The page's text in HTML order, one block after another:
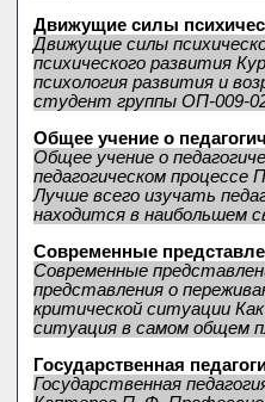
Движущие силы
Движущие силы
психического развития
психология развития и
студент группы ОП-009-
Общее учение о
Общее учение о
педагогическом процессе
Лучше всего изучать
находится в наибольшем
Современные
Современные
представления о
критической ситуации
ситуация в самом общем
Государственная
Государственная